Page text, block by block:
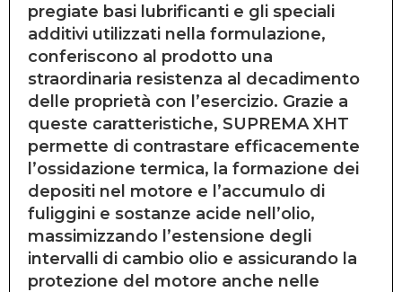
pregiate basi lubrificanti e gli speciali
additivi utilizzati nella formulazione,
conferiscono al prodotto una
straordinaria resistenza al decadimento
delle proprietà con l’esercizio. Grazie a
queste caratteristiche, SUPREMA XHT
permette di contrastare efficacemente
l’ossidazione termica, la formazione dei
depositi nel motore e l’accumulo di
fuliggini e sostanze acide nell’olio,
massimizzando l’estensione degli
intervalli di cambio olio e assicurando la
protezione del motore anche nelle